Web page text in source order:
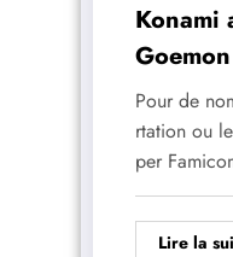
Konami
Pour de
rtation ou
per
Lire la